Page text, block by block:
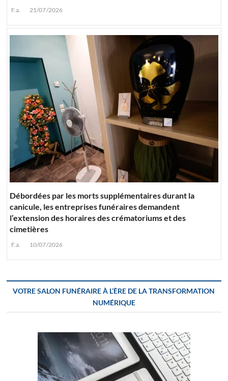
F.a. 21/07/2026
Débordées par les morts supplémentaires durant la
canicule, les entreprises funéraires demandent
l’extension des horaires des crématoriums et des
cimetières
F.a. 10/07/2026
VOTRE SALON FUNÉRAIRE À L’ÈRE DE LA TRANSFORMATION
NUMÉRIQUE